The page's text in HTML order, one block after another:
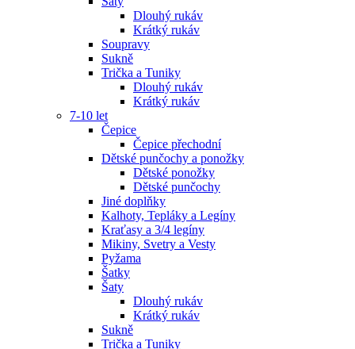
Dlouhý rukáv
Krátký rukáv
Soupravy
Sukně
Trička a Tuniky
Dlouhý rukáv
Krátký rukáv
7-10 let
Čepice
Čepice přechodní
Dětské punčochy a ponožky
Dětské ponožky
Dětské punčochy
Jiné doplňky
Kalhoty, Tepláky a Legíny
Kraťasy a 3/4 legíny
Mikiny, Svetry a Vesty
Pyžama
Šatky
Šaty
Dlouhý rukáv
Krátký rukáv
Sukně
Trička a Tuniky